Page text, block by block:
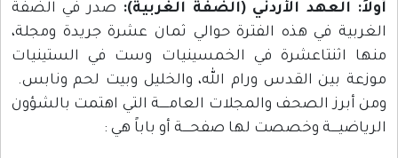
أولاً: العهد الأردني (الضفة الغربية): صدر في الضفة
الغربية في هذه الفترة حوالي ثمان عشرة جريدة ومجلة،
منها اثنتاعشرة في الخمسينيات وست في الستينيات
موزعة بين القدس ورام الله، والخليل وبيت لحم ونابس.
ومن أبرز الصحف والمجلات العامـــــة التي اهتمت بالشؤون
الرياضيــــة وخصصت لها صفحــــة أو باباً هي :